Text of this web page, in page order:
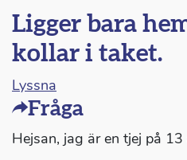
Ligger bara
kollar i taket.
Lyssna
Fråga
Hejsan, jag är en tjej på 13